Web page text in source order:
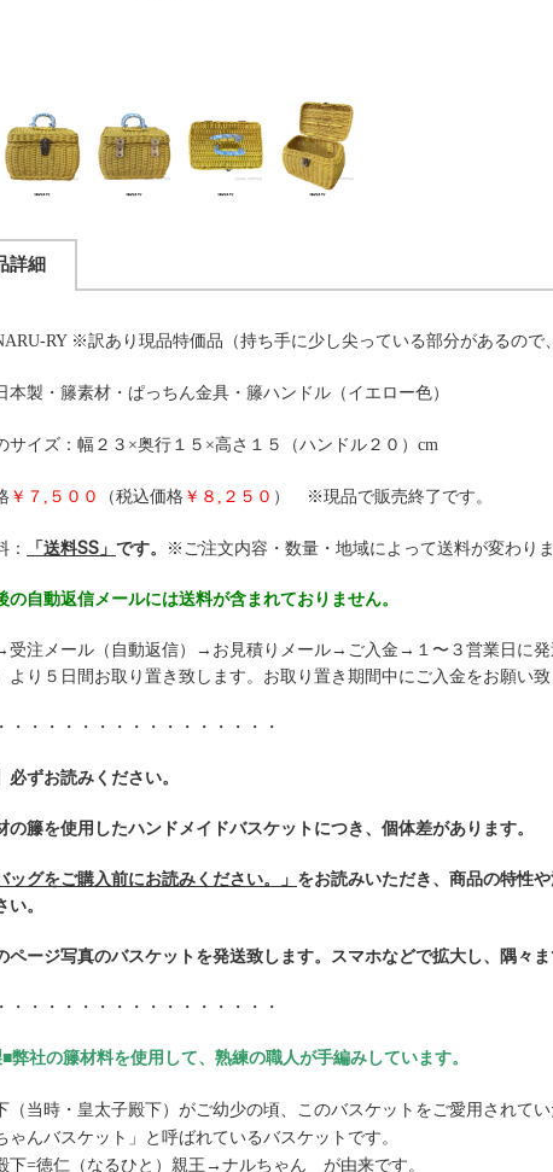
詳細
RY ※訳あり現品特価品（持ち手に少し尖っている部分があるので
本製・籐素材・ぱっちん金具・籐ハンドル（イエロー色）
サイズ：幅２３×奥行１５×高さ１５（ハンドル２０）cm
￥７,５００ （税込価格 ￥８,２５０ ） ※現品で販売終了です。
： 「送料SS」 です。 ※ご注文内容・数量・地域によって送料が変わり
の自動返信メールには送料が含まれておりません。
受注メール（自動返信）→お見積りメール→ご入金→１〜３営業日に
より５日間お取り置き致します。お取り置き期間中にご入金をお願い致
・・・・・・・・・・・・・・・・
必ずお読みください。
の籐を使用したハンドメイドバスケットにつき、個体差があります。
ッグをご購入前にお読みください。」 をお読みいただき、商品の特性
。
ページ写真のバスケットを発送致します。スマホなどで拡大し、隅々ま
・・・・・・・・・・・・・・・・
弊社の籐材料を使用して、熟練の職人が手編みしています。
（当時・皇太子殿下）がご幼少の頃、このバスケットをご愛用されて
ゃんバスケット」と呼ばれているバスケットです。
下=徳仁（なるひと）親王→ナルちゃん が由来です。